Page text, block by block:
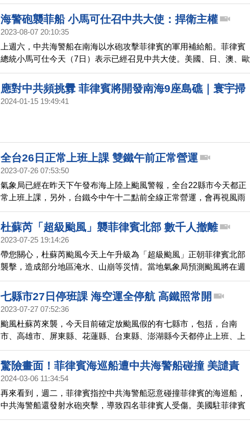
界上的印度省份和地區，劃入中國版圖，引發鄰國抗議，繼印度與馬
來西亞後，菲律賓外交部今天（31日）表示，不承認中共的新版標準
地圖。印尼外長也表達抗議，強調印尼堅持自己的領土主權。
海警砲襲菲船 小馬可仕召中共大使：捍衛主權
2023-08-07 20:10:35
上週六，中共海警船在南海以水砲攻擊菲律賓的軍用補給船。菲律賓
總統小馬可仕今天（7日）表示已經召見中共大使。美國、日、澳、歐
盟都聲明譴責中共的危險行動；美國警告，會觸發美菲共同防禦承
諾。。
應對中共頻挑釁 菲律賓將開發南海9座島礁｜寰宇掃
描
2024-01-15 19:49:41
全台26日正常上班上課 雙鐵午前正常營運
2023-07-26 07:53:50
氣象局已經在昨天下午發布海上陸上颱風警報，全台22縣市今天都正
常上班上課，另外，台鐵今中午十二點前全線正常營運，會再視風雨
與預報調整，預計今天上午九點，宣布中午十二點過後的營運情況。
而台灣高鐵今天則是全線正常營運。在航空運輸部分，民航局指出，
今天共有42架次國內線航班取消。
杜蘇芮「超級颱風」襲菲律賓北部 數千人撤離
2023-07-25 19:14:26
帶您關心，杜蘇芮颱風今天上午升級為「超級颱風」正朝菲律賓北部
襲擊，造成部分地區淹水、山崩等災情。當地氣象局預測颱風將在週
三進入台灣海峽，不過因為崎嶇地形相互作用，到時候經過台灣時將
開始減弱。
七縣市27日停班課 海空運全停航 高鐵照常開
2023-07-27 07:52:36
颱風杜蘇芮來襲，今天目前確定放颱風假的有七縣市，包括，台南
市、高雄市、屏東縣、花蓮縣、台東縣、澎湖縣今天都停止上班、上
課；金門縣今天上午正常上班上課，下午停班課。在交通的部分，海
空運國內線全部取消；高鐵則是全線正常營運，另外，台鐵的東西幹
線，8點後將陸續停駛，提醒旅客搭乘前先留意異動公告。
驚險畫面！菲律賓海巡船遭中共海警船碰撞 美譴責
2024-03-06 11:34:54
再來看到，週二，菲律賓指控中共海警船惡意碰撞菲律賓的海巡船，
中共海警船還發射水砲夾擊，導致四名菲律賓人受傷。美國駐菲律賓
大使譴責中共的危險行徑。